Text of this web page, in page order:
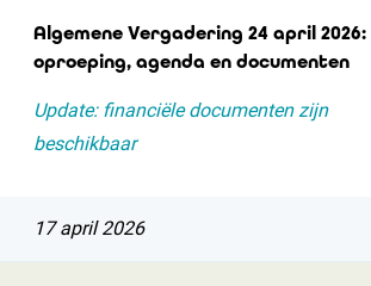
Algemene Vergadering 24 april 2026:
oproeping, agenda en documenten
Update: financiële documenten zijn
beschikbaar
17 april 2026